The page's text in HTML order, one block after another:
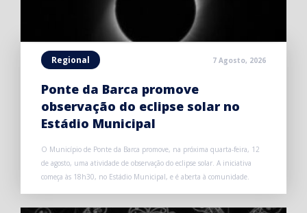
Regional 7 Agosto, 2026
Ponte da Barca promove
observação do eclipse solar no
Estádio Municipal
O Município de Ponte da Barca promove, na próxima quarta-feira, 12
de agosto, uma atividade de observação do eclipse solar. A iniciativa
começa às 18h30, no Estádio Municipal, e é aberta à comunidade.